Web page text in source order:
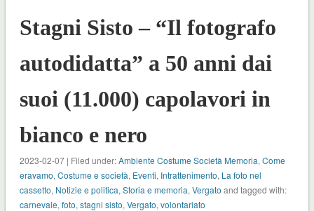
Stagni Sisto – “Il fotografo
autodidatta” a 50 anni dai
suoi (11.000) capolavori in
bianco e nero
2023-02-07 | Filed under:Ambiente Costume Società Memoria, Come
eravamo, Costume e società, Eventi, Intrattenimento, La foto nel
cassetto, Notizie e politica, Storia e memoria, Vergato and tagged with:
carnevale, foto, stagni sisto, Vergato, volontariato